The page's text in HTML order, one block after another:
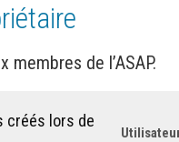
de l’ASAP.
créés lors de